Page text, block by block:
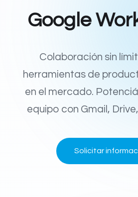
Google
Colaboración sin
herramientas de
en el mercado.
equipo con Gmail,
Solicitar